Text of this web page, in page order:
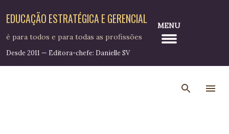
Pular para o conteúdo principal
EDUCAÇÃO ESTRATÉGICA E GERENCIAL
é para todos e para todas as profissões
Desde 2011 — Editora-chefe: Danielle SV
MENU